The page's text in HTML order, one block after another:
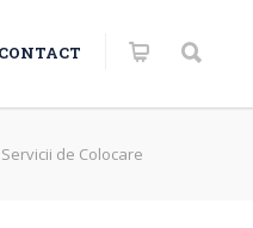
CONTACT
Servicii de Colocare